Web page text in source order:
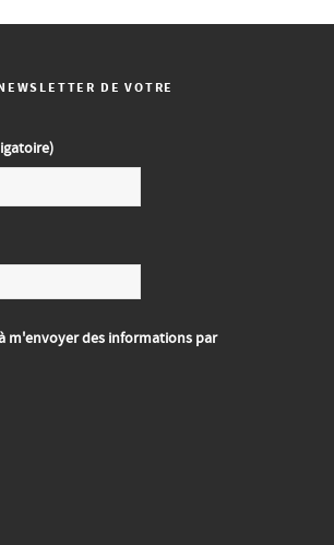
DE VOTRE
m'envoyer des informations par